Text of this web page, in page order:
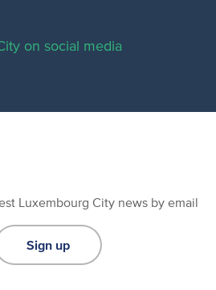
on social media
Luxembourg City news by email
Sign up